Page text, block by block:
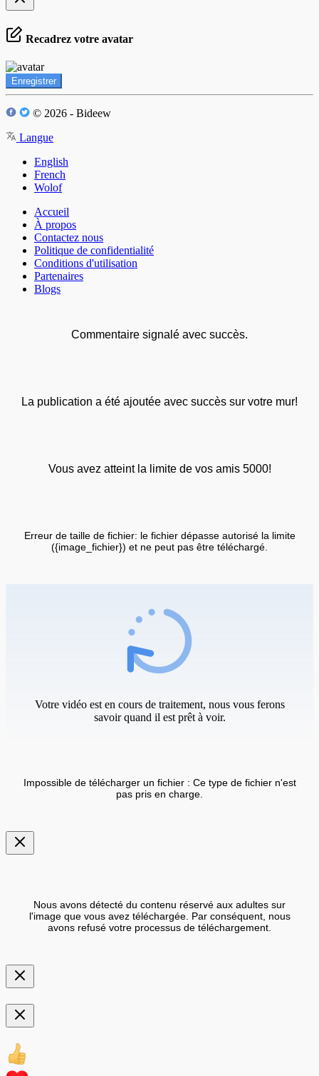
Recadrez votre avatar
Enregistrer
© 2026 - Bideew
Langue
English
French
Wolof
Accueil
À propos
Contactez nous
Politique de confidentialité
Conditions d'utilisation
Partenaires
Blogs
Commentaire signalé avec succès.
La publication a été ajoutée avec succès sur votre mur!
Vous avez atteint la limite de vos amis 5000!
Erreur de taille de fichier: le fichier dépasse autorisé la limite
({image_fichier}) et ne peut pas être téléchargé.
Votre vidéo est en cours de traitement, nous vous ferons
savoir quand il est prêt à voir.
Impossible de télécharger un fichier : Ce type de fichier n'est
pas pris en charge.
Nous avons détecté du contenu réservé aux adultes sur
l'image que vous avez téléchargée. Par conséquent, nous
avons refusé votre processus de téléchargement.